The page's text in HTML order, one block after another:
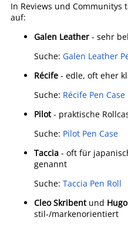
In Reviews und Communitys
auf:
Galen Leather - sehr
Suche: Galen Leather
Récife - edle, oft eher
Suche: Récife Pen Case
Pilot- praktische
Suche: Pilot Pen Case
Taccia - oft für
genannt
Suche: Taccia Pen Roll
Cleo Skribentund
stil-/markenorientiert